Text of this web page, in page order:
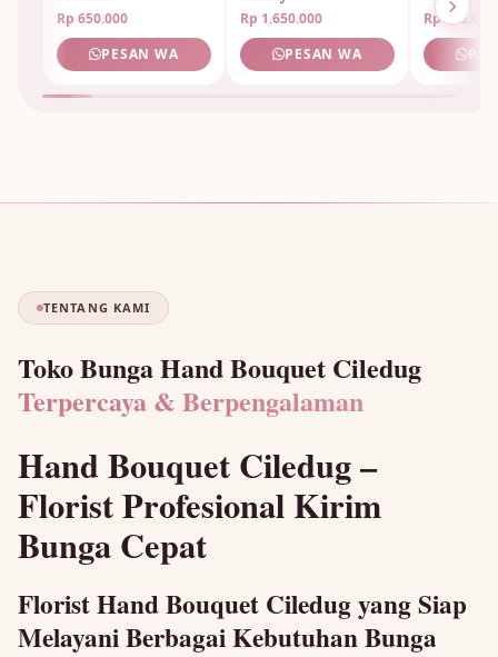
Rp 650.000
PESAN WA
Rp 1.650.000
PESAN WA
Rp 950.000
🌺
TENTANG KAMI
Toko Bunga Hand Bouquet Ciledug
Terpercaya & Berpengalaman
Hand Bouquet Ciledug –
Florist Profesional Kirim
Bunga Cepat
Florist Hand Bouquet Ciledug yang Siap
Melayani Berbagai Kebutuhan Bunga